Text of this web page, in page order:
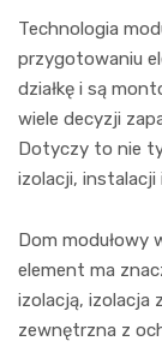
Technologia
przygotowaniu
działkę i są
wiele decyzji
Dotyczy to nie
izolacji,
Dom modułowy
element ma
izolacją, izolacja
zewnętrzna z